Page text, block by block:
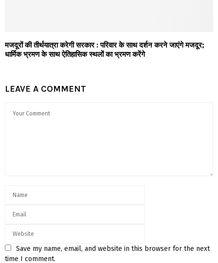
मजदूरों की तीर्थयात्रा करेगी सरकार : परिवार के साथ दर्शन करने जाएंगे मजदूर;
धार्मिक भ्रमण के साथ ऐतिहासिक स्थलों का भ्रमण करेंगे
LEAVE A COMMENT
Save my name, email, and website in this browser for the next
time I comment.